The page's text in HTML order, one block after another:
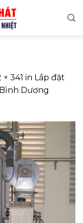
× 341 in Lắp đặt
Dương